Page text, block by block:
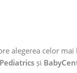
alegerea celor
Pediatrics și